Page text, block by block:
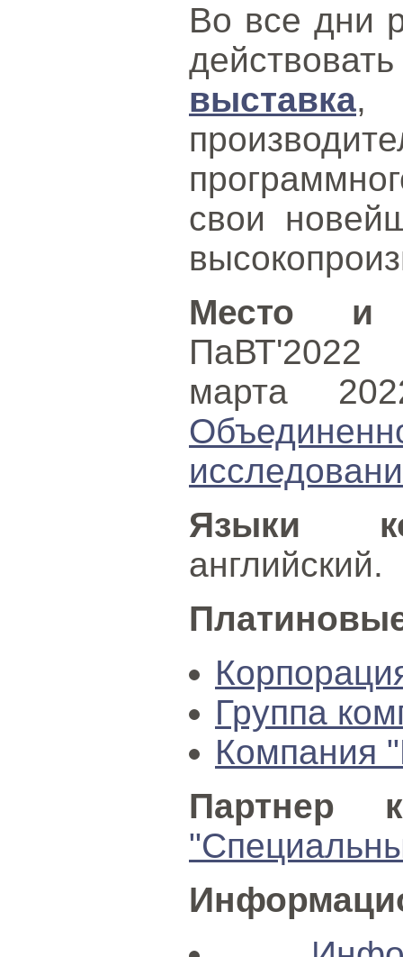
Во все дни
выставка,
свои
Место и
ПаВТ'2022
марта
Языки
английский.
Группа
Компания
Партнер